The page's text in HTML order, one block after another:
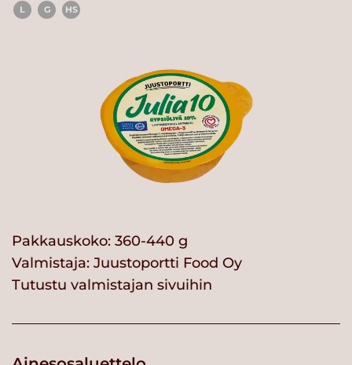
L G HS
Pakkauskoko: 360-440 g
Valmistaja: Juustoportti Food Oy
Tutustu valmistajan sivuihin